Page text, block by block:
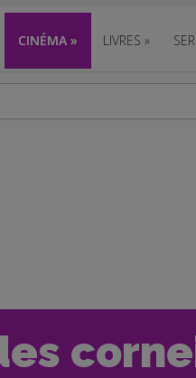
CINÉMA » LIVRES »